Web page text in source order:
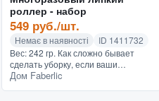
роллер - набор
549 руб./шт.
Немає в наявності
ID 1411732
Вес: 242 гр. Как сложно бывает
сделать уборку, если ваши
домашние питомцы любят
Дом Faberlic